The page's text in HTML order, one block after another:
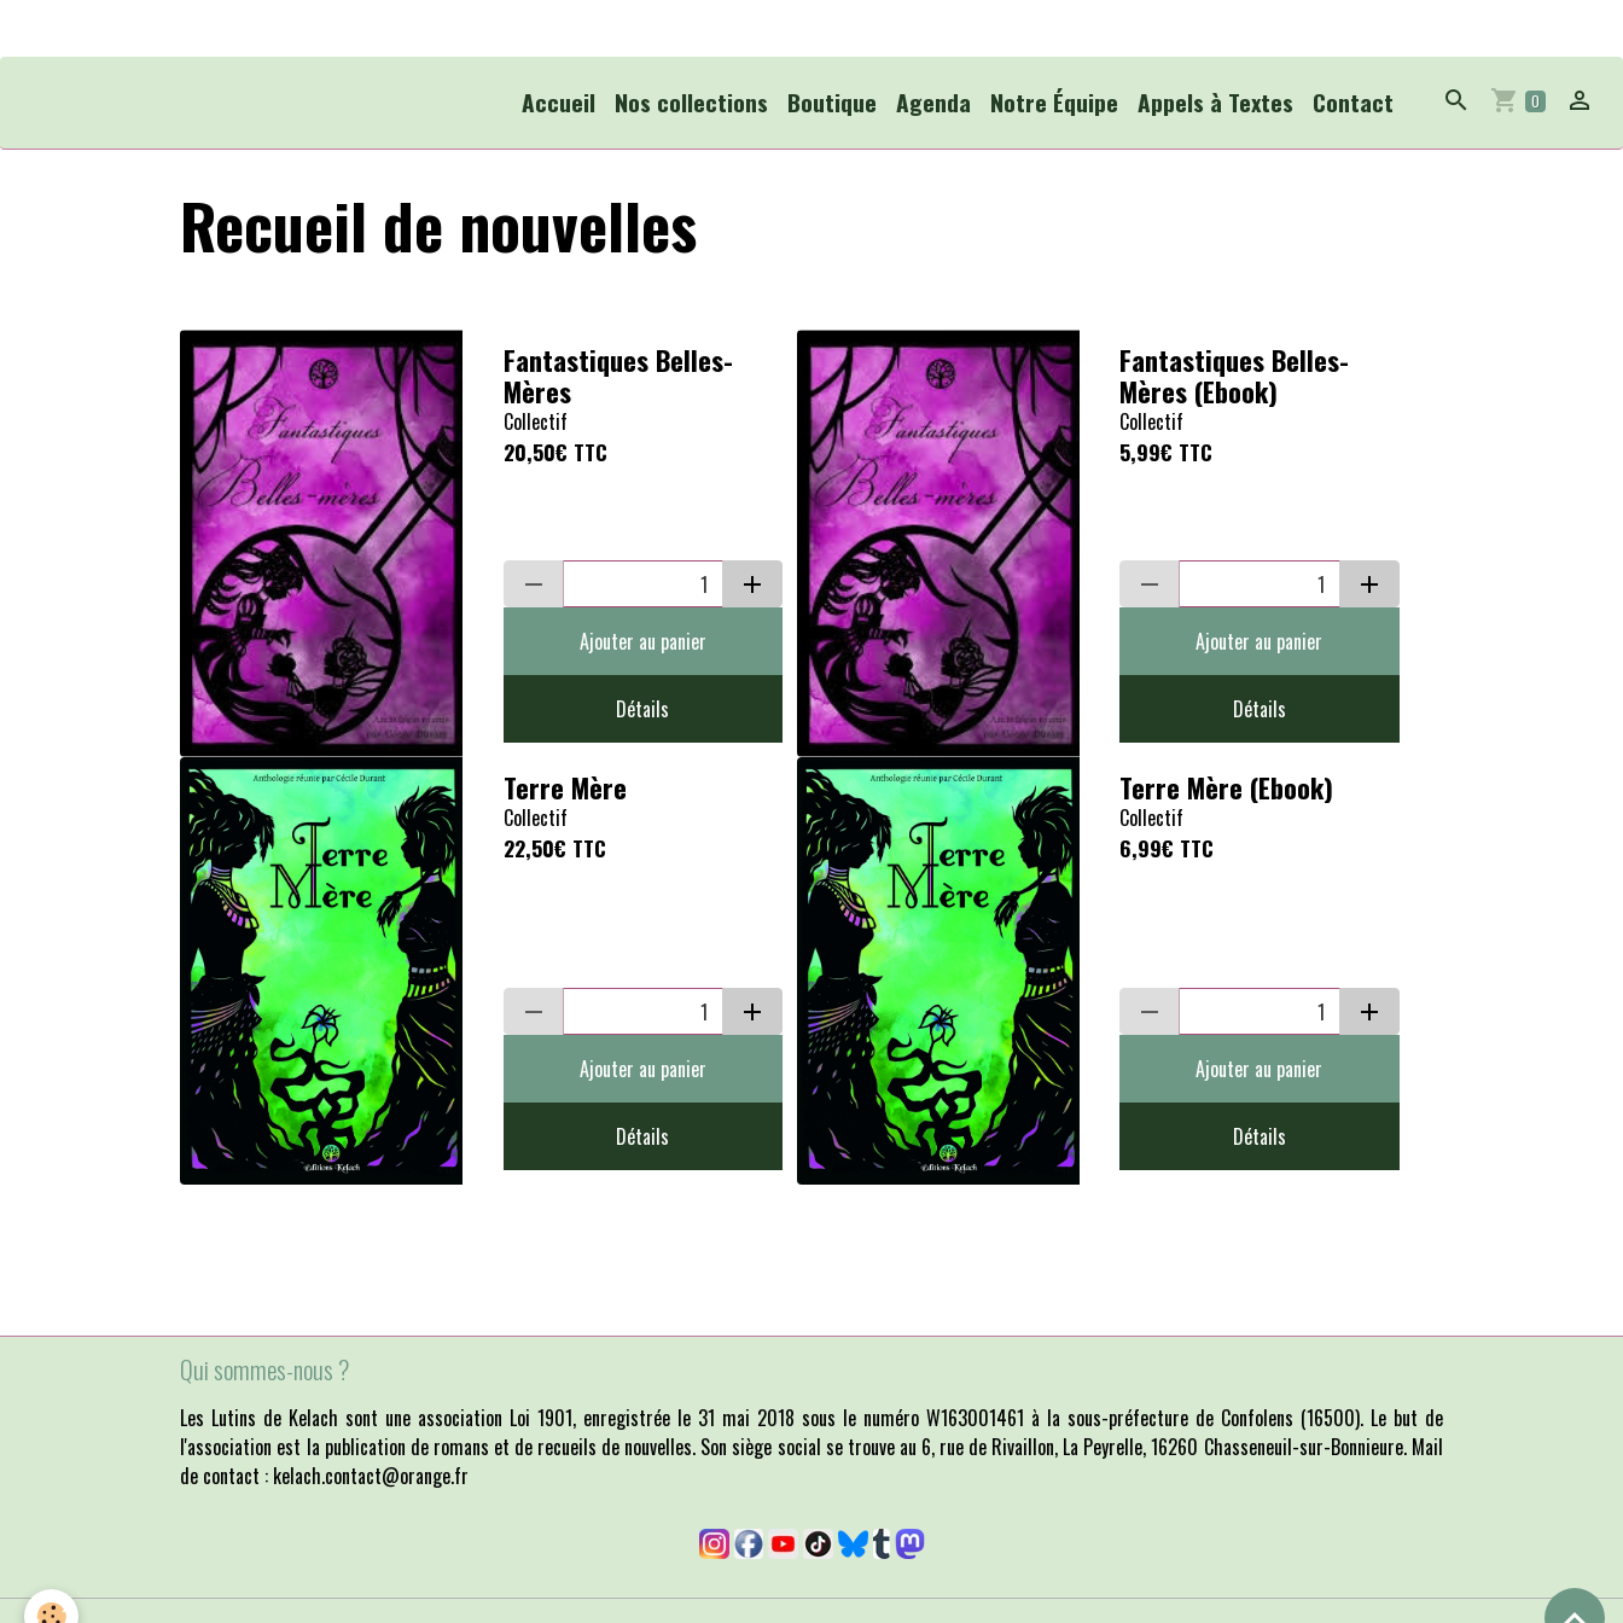
Accueil Nos collections Boutique Agenda Notre Équipe Appels à Textes Contact 0
Recueil de nouvelles
Fantastiques Belles-
Mères
Collectif
20,50€ TTC
Ajouter au panier
Détails
Fantastiques Belles-
Mères (Ebook)
Collectif
5,99€ TTC
Ajouter au panier
Détails
Terre Mère
Collectif
22,50€ TTC
Ajouter au panier
Détails
Terre Mère (Ebook)
Collectif
6,99€ TTC
Ajouter au panier
Détails
Qui sommes-nous ?
Les Lutins de Kelach sont une association Loi 1901, enregistrée le 31 mai 2018 sous le numéro W163001461 à la sous-préfecture de Confolens (16500). Le but de
l'association est la publication de romans et de recueils de nouvelles. Son siège social se trouve au 6, rue de Rivaillon, La Peyrelle, 16260 Chasseneuil-sur-Bonnieure. Mail
de contact : kelach.contact@orange.fr